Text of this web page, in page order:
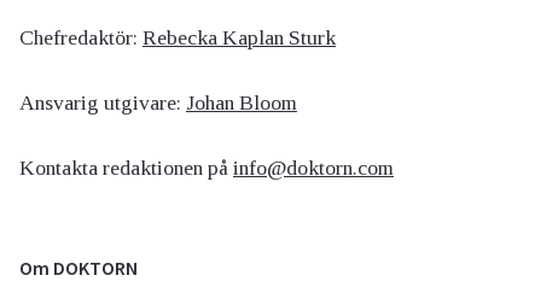
Chefredaktör: Rebecka Kaplan Sturk
Ansvarig utgivare: Johan Bloom
Kontakta redaktionen på info@doktorn.com
Om DOKTORN